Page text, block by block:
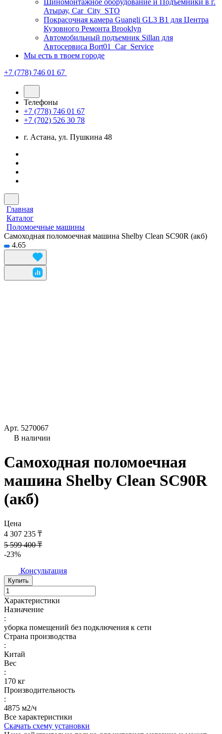
Шиномонтажное оборудование и Подъемники в г.
Атырау, Car_City_STO
Покрасочная камера Guangli GL3 B1 для Центра
Кузовного Ремонта Brooklyn
Автомобильный подъемник Sillan для
Автосервиса Bort01_Car_Service
Мы есть в твоем городе
+7 (778) 746 01 67
Телефоны
+7 (778) 746 01 67
+7 (702) 526 30 78
г. Астана, ул. Пушкина 48
Главная
Каталог
Поломоечные машины
Самоходная поломоечная машина Shelby Clean SC90R (акб)
4.65
Арт. 5270067
В наличии
Самоходная поломоечная
машина Shelby Clean SC90R
(акб)
Цена
4 307 235 ₸
5 599 400 ₸
-23%
Консультация
Купить
Характеристики
Назначение
:
уборка помещений без подключения к сети
Страна производства
:
Китай
Вес
:
170 кг
Производительность
:
4875 м2/ч
Все характеристики
Скачать схему установки